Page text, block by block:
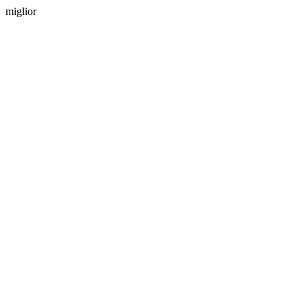
miglior